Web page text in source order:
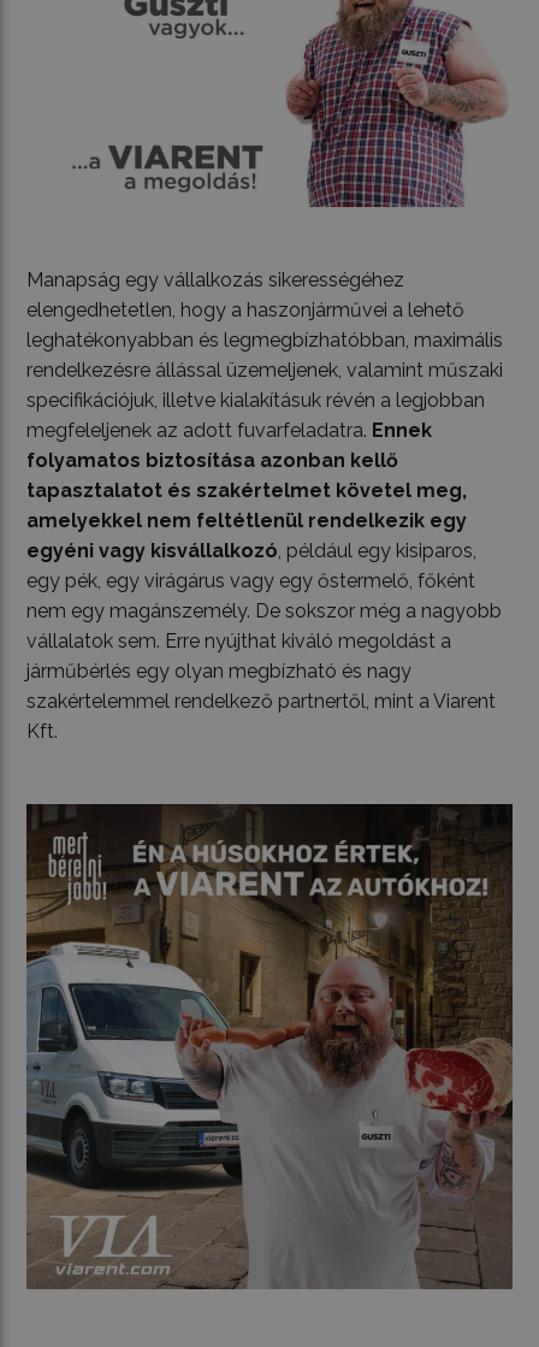
Manapság egy vállalkozás sikerességéhez
elengedhetetlen, hogy a haszonjárművei a lehető
leghatékonyabban és legmegbízhatóbban, maximális
rendelkezésre állással üzemeljenek, valamint műszaki
specifikációjuk, illetve kialakításuk révén a legjobban
megfeleljenek az adott fuvarfeladatra. Ennek
folyamatos biztosítása azonban kellő
tapasztalatot és szakértelmet követel meg,
amelyekkel nem feltétlenül rendelkezik egy
egyéni vagy kisvállalkozó , például egy kisiparos,
egy pék, egy virágárus vagy egy őstermelő, főként
nem egy magánszemély. De sokszor még a nagyobb
vállalatok sem. Erre nyújthat kiváló megoldást a
járműbérlés egy olyan megbízható és nagy
szakértelemmel rendelkező partnertől, mint a Viarent
Kft.